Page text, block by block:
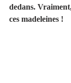
dedans.
ces madeleines !